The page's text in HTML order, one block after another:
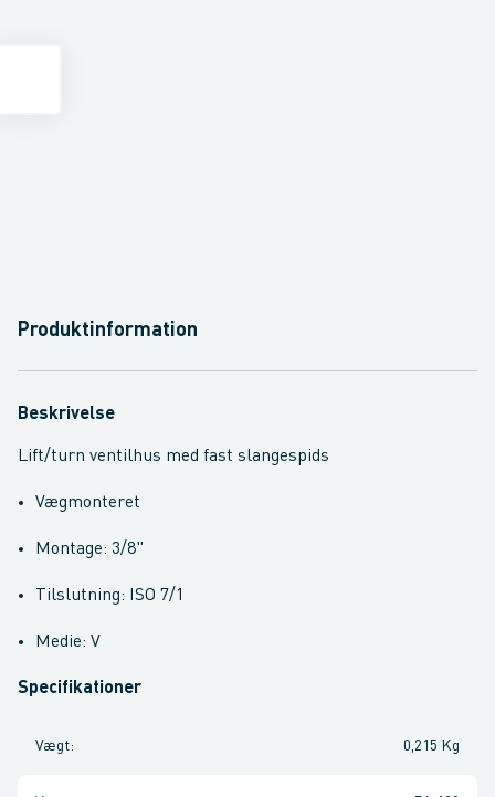
Produktinformation
Beskrivelse
Lift/turn ventilhus med fast slangespids
Vægmonteret
Montage: 3/8"
Tilslutning: ISO 7/1
Medie: V
Specifikationer
Vægt: 0,215 Kg